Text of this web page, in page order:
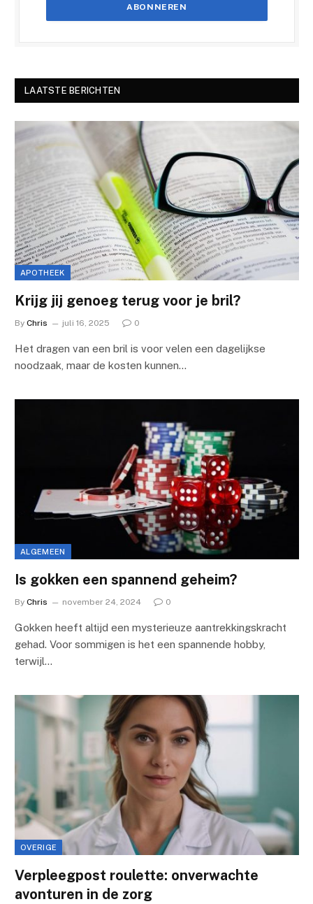
LAATSTE BERICHTEN
APOTHEEK
Krijg jij genoeg terug voor je bril?
By Chris juli 16, 2025 0
Het dragen van een bril is voor velen een dagelijkse
noodzaak, maar de kosten kunnen…
ALGEMEEN
Is gokken een spannend geheim?
By Chris november 24, 2024 0
Gokken heeft altijd een mysterieuze aantrekkingskracht
gehad. Voor sommigen is het een spannende hobby,
terwijl…
OVERIGE
Verpleegpost roulette: onverwachte
avonturen in de zorg